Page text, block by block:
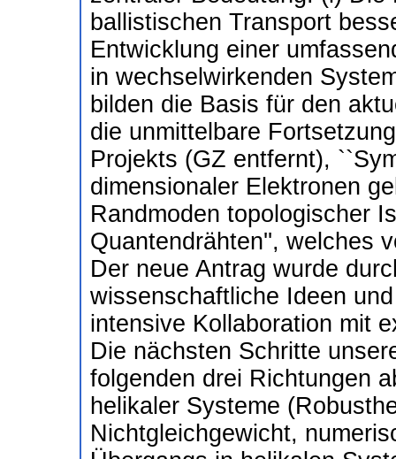
ballistischen Transport
Entwicklung einer
in wechselwirkenden
bilden die Basis für den
die unmittelbare
Projekts (GZ entfernt),
dimensionaler Elektronen
Randmoden topologischer
Quantendrähten'', welches
Der neue Antrag wurde
wissenschaftliche Ideen
intensive Kollaboration mit
Die nächsten Schritte
folgenden drei Richtungen
helikaler Systeme
Nichtgleichgewicht,